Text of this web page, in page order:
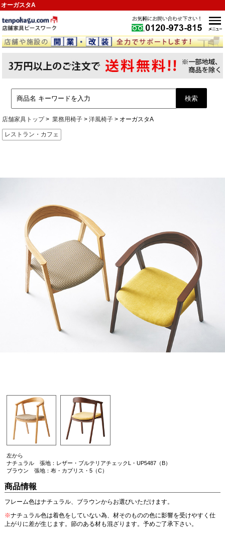
オーガスタA
店舗家具トップ 業務用椅子 洋風椅子 オーガスタA
レストラン・カフェ
左から
ナチュラル 張地：レザー・ブルテリアチェックL・UP5487（B）
ブラウン 張地：布・カプリス・5（C）
商品情報
フレーム色はナチュラル、ブラウンからお選びいただけます。
※ナチュラル色は着色をしていない為、材そのものの色に影響を受けやすく仕
上がりに差が生じます。節のある材も混ざります。予めご了承下さい。